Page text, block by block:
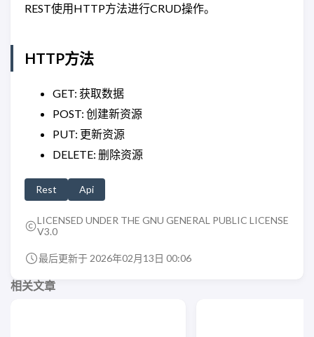
REST使用HTTP方法进行CRUD操作。
HTTP方法
GET: 获取数据
POST: 创建新资源
PUT: 更新资源
DELETE: 删除资源
Rest Api
LICENSED UNDER THE GNU GENERAL PUBLIC LICENSE
V3.0
最后更新于 2026年02月13日 00:06
相关文章